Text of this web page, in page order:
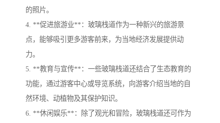
的照片。
4. **促进旅游业**：玻璃栈道作为一种新兴的旅游景
点，能够吸引更多游客前来，为当地经济发展提供动
力。
5. **教育与宣传**：一些玻璃栈道还结合了生态教育的
功能，通过游客中心或导览系统，向游客介绍当地的自
然环境、动植物及其保护知识。
6. **休闲娱乐**：除了观光和冒险，玻璃栈道还可作为